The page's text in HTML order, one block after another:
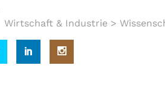
c
s
t
Wirtschaft & Industrie >